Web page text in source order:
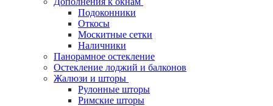
Подоконники
Откосы
Москитные сетки
Наличники
Панорамное остекление
Остекление лоджий и балконов
Жалюзи и шторы
Рулонные шторы
Римские шторы